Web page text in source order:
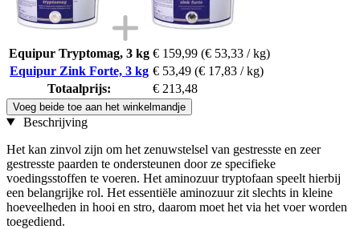
Equipur Tryptomag, 3 kg € 159,99 (€ 53,33 / kg)
Equipur Zink Forte, 3 kg € 53,49 (€ 17,83 / kg)
Totaalprijs:
€ 213,48
Voeg beide toe aan het winkelmandje
Beschrijving
Het kan zinvol zijn om het zenuwstelsel van gestresste en zeer
gestresste paarden te ondersteunen door ze specifieke
voedingsstoffen te voeren. Het aminozuur tryptofaan speelt hierbij
een belangrijke rol. Het essentiële aminozuur zit slechts in kleine
hoeveelheden in hooi en stro, daarom moet het via het voer worden
toegediend.